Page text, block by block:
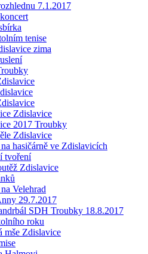
7.1.2017
tenise
zima
Zdislavice
2017 Troubky
Zdislavice
hasičárně ve Zdislavicích
tvoření
Zdislavice
Velehrad
29.7.2017
SDH Troubky 18.8.2017
roku
mše Zdislavice